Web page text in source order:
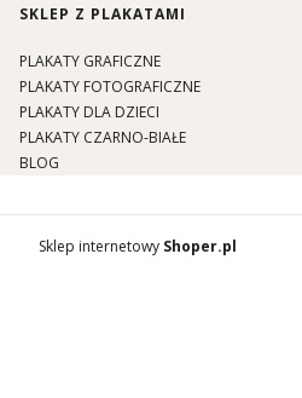
SKLEP Z PLAKATAMI
PLAKATY GRAFICZNE
PLAKATY FOTOGRAFICZNE
PLAKATY DLA DZIECI
PLAKATY CZARNO-BIAŁE
BLOG
Sklep internetowy Shoper.pl